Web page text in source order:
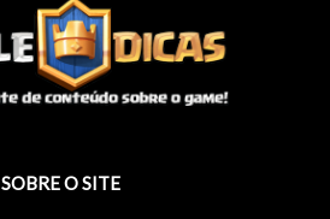
SOBRE O SITE